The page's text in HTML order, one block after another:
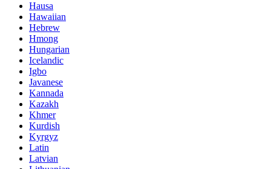
Hausa
Hawaiian
Hebrew
Hmong
Hungarian
Icelandic
Igbo
Javanese
Kannada
Kazakh
Khmer
Kurdish
Kyrgyz
Latin
Latvian